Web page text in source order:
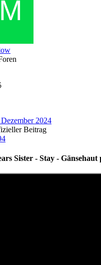
Dezember 2024
Beitrag
Sister - Stay - Gänsehaut